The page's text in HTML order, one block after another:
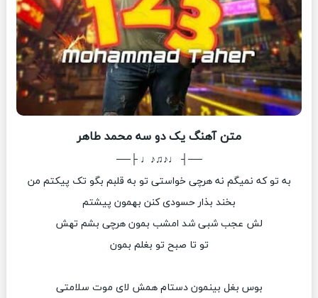
متن آهنگ یک دو سه محمد طاهر
──┤ ♩♪♫♪♩ ├──
به تو که نمیگم نه هرچی خواستی تو به قلبم بگو تک پیکتم من
بخند بذار حسودی کنن بهمون پیشتم
لش عجب شبی شد امشب بمون هرچی بشم تهش
تو تا صبح تو بغلم بمون
بوس بغل بینمون دستام همش لای موت سلامتی